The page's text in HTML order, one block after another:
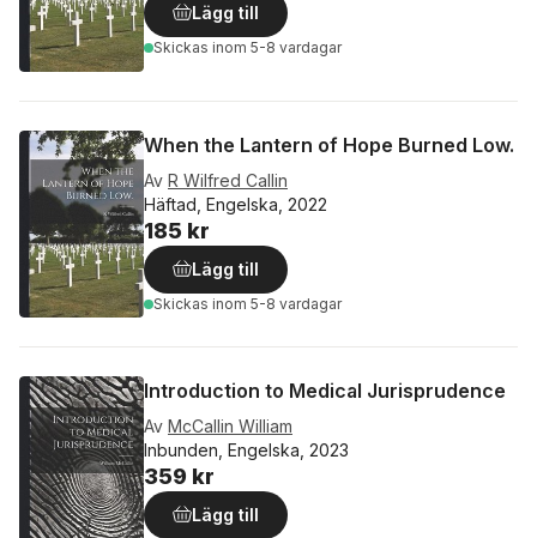
Lägg till
Skickas inom 5-8 vardagar
When the Lantern of Hope Burned Low.
Av R Wilfred Callin
Häftad, Engelska, 2022
185 kr
Lägg till
Skickas inom 5-8 vardagar
Introduction to Medical Jurisprudence
Av McCallin William
Inbunden, Engelska, 2023
359 kr
Lägg till